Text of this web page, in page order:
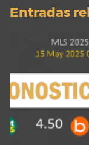
Entradas